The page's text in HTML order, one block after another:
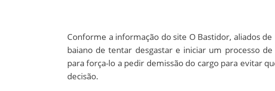
Conforme a informação do site O Bastidor, aliados
baiano de tentar desgastar e iniciar um processo
para força-lo a pedir demissão do cargo para evitar
decisão.